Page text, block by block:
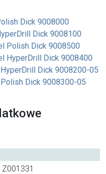
Dick 9008000
Dick 9008100
Polish Dick 9008500
HyperDrill Dick 9008400
Dick 9008200-05
Dick 9008300-05
Z001331